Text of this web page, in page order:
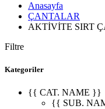
Anasayfa
ÇANTALAR
AKTİVİTE SIRT
Filtre
Kategoriler
{{ CAT. NAME }}
{{ SUB.